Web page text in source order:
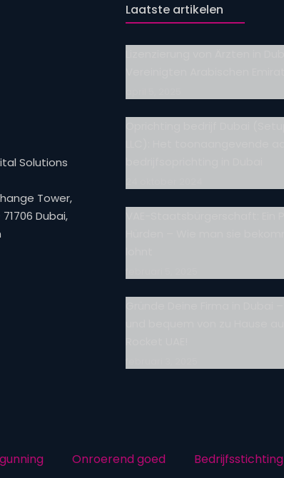
Solutions
Tower,
Dubai,
Laatste artikelen
Onroerend goed Bedrijfsstichting